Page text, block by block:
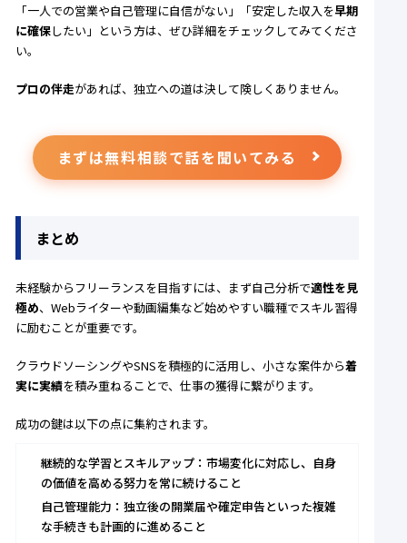
「一人での営業や自己管理に自信がない」「安定した収入を早期
に確保したい」という方は、ぜひ詳細をチェックしてみてくださ
い。
プロの伴走があれば、独立への道は決して険しくありません。
まずは無料相談で話を聞いてみる
まとめ
未経験からフリーランスを目指すには、まず自己分析で適性を見
極め、Webライターや動画編集など始めやすい職種でスキル習得
に励むことが重要です。
クラウドソーシングやSNSを積極的に活用し、小さな案件から着
実に実績を積み重ねることで、仕事の獲得に繋がります。
成功の鍵は以下の点に集約されます。
継続的な学習とスキルアップ：市場変化に対応し、自身
の価値を高める努力を常に続けること
自己管理能力：独立後の開業届や確定申告といった複雑
な手続きも計画的に進めること